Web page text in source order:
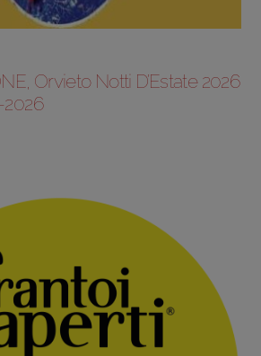
Orvieto Notti D’Estate 2026
2026